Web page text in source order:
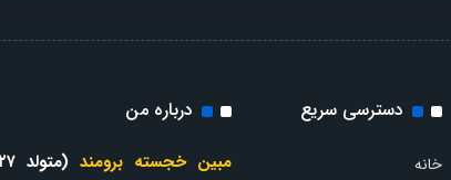
دسترسی سریع
خانه
درباره من
مبین خجسته برومند